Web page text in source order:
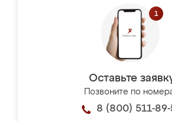
Оставьте
Позвоните по
8 (800) 511-89-